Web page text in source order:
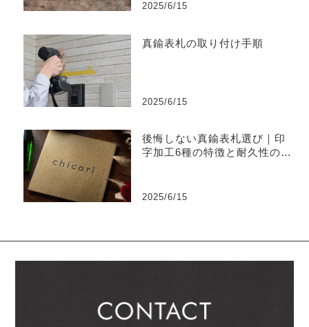
2025/6/15
真鍮表札の取り付け手順
2025/6/15
後悔しない真鍮表札選び｜印
字加工6種の特徴と耐久性の違
2025/6/15